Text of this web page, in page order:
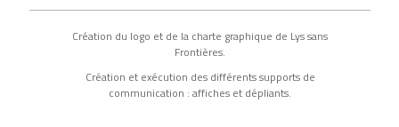
Création du logo et de la charte graphique de Lys sans
Frontières.
Création et exécution des différents supports de
communication : affiches et dépliants.